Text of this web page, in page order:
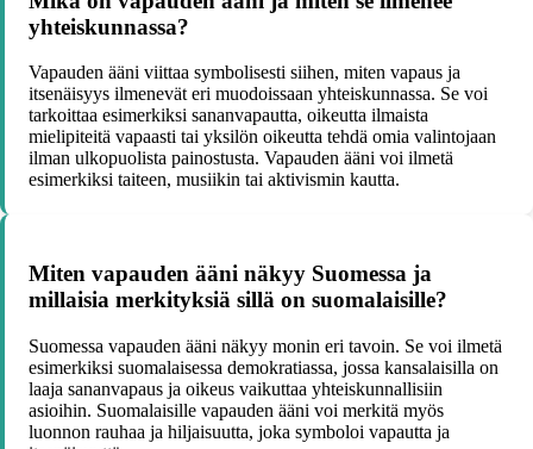
yhteiskunnassa?
Vapauden ääni viittaa symbolisesti siihen, miten vapaus ja
itsenäisyys ilmenevät eri muodoissaan yhteiskunnassa. Se voi
tarkoittaa esimerkiksi sananvapautta, oikeutta ilmaista
mielipiteitä vapaasti tai yksilön oikeutta tehdä omia valintojaan
ilman ulkopuolista painostusta. Vapauden ääni voi ilmetä
esimerkiksi taiteen, musiikin tai aktivismin kautta.
Miten vapauden ääni näkyy Suomessa ja
millaisia merkityksiä sillä on suomalaisille?
Suomessa vapauden ääni näkyy monin eri tavoin. Se voi ilmetä
esimerkiksi suomalaisessa demokratiassa, jossa kansalaisilla on
laaja sananvapaus ja oikeus vaikuttaa yhteiskunnallisiin
asioihin. Suomalaisille vapauden ääni voi merkitä myös
luonnon rauhaa ja hiljaisuutta, joka symboloi vapautta ja